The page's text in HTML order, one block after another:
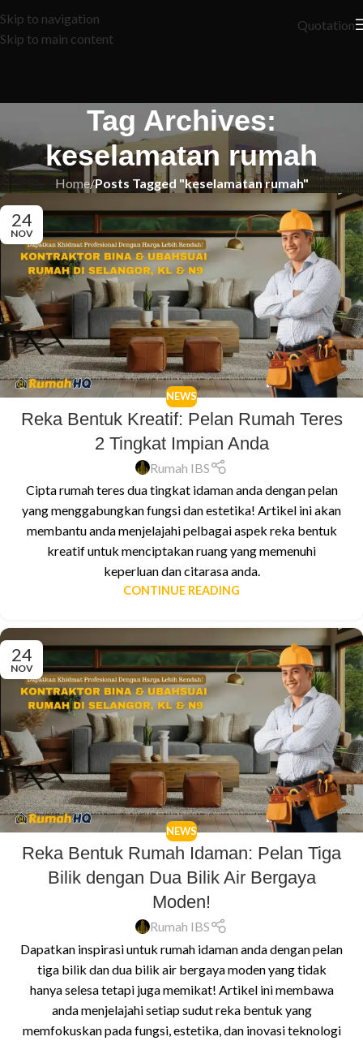
Skip to navigation
Skip to main content
Quotation
Tag Archives:
keselamatan rumah
Home/Posts Tagged "keselamatan rumah"
24
NOV
NEWS
Reka Bentuk Kreatif: Pelan Rumah Teres
2 Tingkat Impian Anda
Rumah IBS
Cipta rumah teres dua tingkat idaman anda dengan pelan
yang menggabungkan fungsi dan estetika! Artikel ini akan
membantu anda menjelajahi pelbagai aspek reka bentuk
kreatif untuk menciptakan ruang yang memenuhi
keperluan dan citarasa anda.
CONTINUE READING
24
NOV
NEWS
Reka Bentuk Rumah Idaman: Pelan Tiga
Bilik dengan Dua Bilik Air Bergaya
Moden!
Rumah IBS
Dapatkan inspirasi untuk rumah idaman anda dengan pelan
tiga bilik dan dua bilik air bergaya moden yang tidak
hanya selesa tetapi juga memikat! Artikel ini membawa
anda menjelajahi setiap sudut reka bentuk yang
memfokuskan pada fungsi, estetika, dan inovasi teknologi